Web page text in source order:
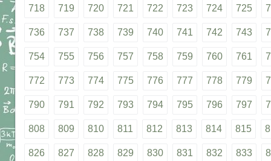
718 719 720 721 722 723 724 725
736 737 738 739 740 741 742 743
754 755 756 757 758 759 760 761
772 773 774 775 776 777 778 779
790 791 792 793 794 795 796 797
808 809 810 811 812 813 814 815
826 827 828 829 830 831 832 833